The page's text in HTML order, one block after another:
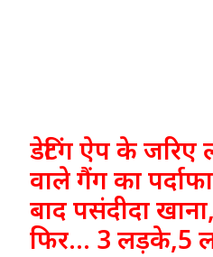
डेटिंग ऐप के जरिए
वाले गैंग का
बाद पसंदीदा
फिर… 3 लड़के,5